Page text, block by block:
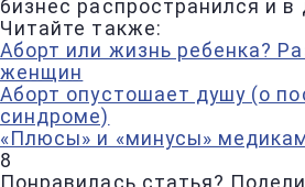
бизнес распространился и в
Читайте также:
Аборт или жизнь ребенка?
женщин
Аборт опустошает душу (о
синдроме)
«Плюсы» и «минусы»
8
Понравилась статья?